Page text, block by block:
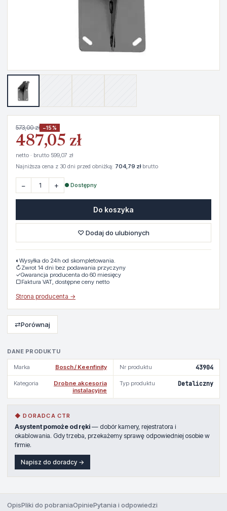
DANE PRODUKTU
Marka Bosch / Keenfinity Nr produktu 43904
Kategoria
Drobne akcesoria
instalacyjne
Typ produktu Detaliczny
◆ DORADCA CTR
Asystent pomoże od ręki — dobór kamery, rejestratora i
okablowania. Gdy trzeba, przekażemy sprawę odpowiedniej osobie w
firmie.
Napisz do doradcy →
573,00 zł −15%
487,05 zł
netto · brutto 599,07 zł
Najniższa cena z 30 dni przed obniżką: 704,79 złbrutto
− + ● Dostępny
Do koszyka
♡ Dodaj do ulubionych
◐ Wysyłka do 24h od skompletowania.
↻Zwrot 14 dni bez podawania przyczyny
✓Gwarancja producenta do 60 miesięcy
▢Faktura VAT, dostępne ceny netto
Strona producenta →
⇄Porównaj
OpisPliki do pobraniaOpiniePytania i odpowiedzi